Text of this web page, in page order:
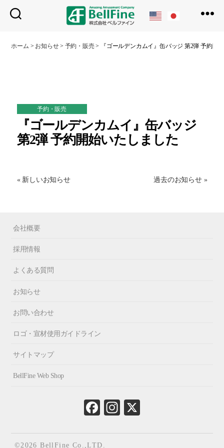
フ
ホーム > お知らせ> 予約・販売> 『ゴールデンカムイ』缶バッジ 第2弾 予約開
予約・販売
『ゴールデンカムイ』缶バッジ
第2弾 予約開始いたしました
« 新しいお知らせ 過去のお知らせ »
会社概要
採用情報
よくある質問
お知らせ
お問い合わせ
ロゴ・宣材使用ガイドライン
サイトマップ
BellFine Web Shop
Fa
ce
ok
In
st
©2026 BellFine Co.,LTD.